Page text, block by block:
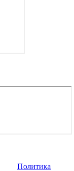
Политика